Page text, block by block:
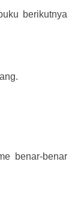
berikutnya
benar-benar